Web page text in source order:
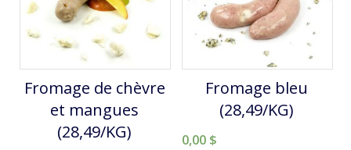
Fromage de chèvre
et mangues
(28,49/KG)
Fromage bleu
(28,49/KG)
0,00 $